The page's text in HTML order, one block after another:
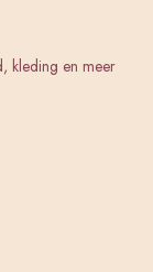
kleding en meer